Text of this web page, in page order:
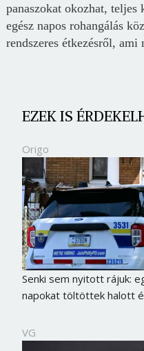
panaszokat okozhat, teljes
egész napos rohangálás
rendszeres étkezésről,
EZEK IS
Origo
Senki sem nyitott rájuk:
napokat töltöttek halott
VG